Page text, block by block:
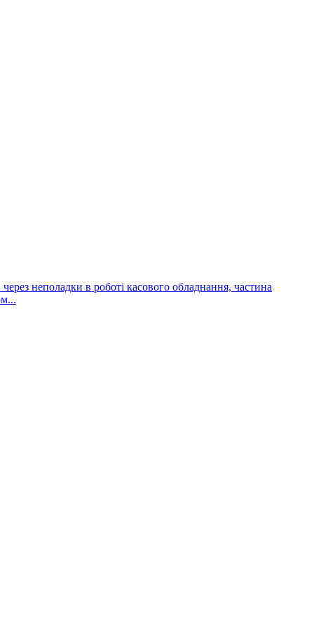
неполадки в роботі касового обладнання, частина